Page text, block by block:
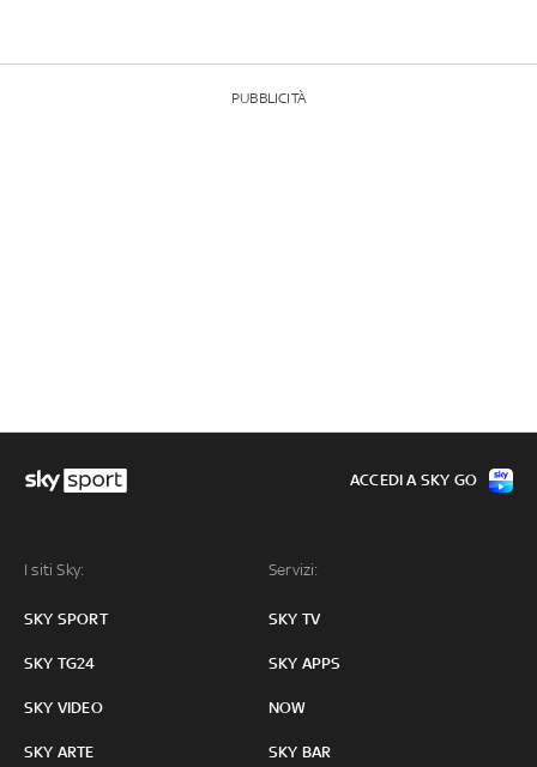
PUBBLICITÀ
I siti Sky:
SKY SPORT
SKY TG24
SKY VIDEO
SKY ARTE
Servizi:
SKY TV
SKY APPS
NOW
SKY BAR
ACCEDI A SKY GO